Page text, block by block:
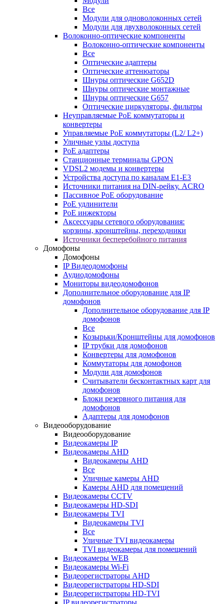
Все
Модули для одноволоконных сетей
Модули для двухволоконных сетей
Волоконно-оптические компоненты
Волоконно-оптические компоненты
Все
Оптические адаптеры
Оптические аттенюаторы
Шнуры оптические G652D
Шнуры оптические монтажные
Шнуры оптические G657
Оптические циркуляторы, фильтры
Неуправляемые PoE коммутаторы и
конвертеры
Управляемые PoE коммутаторы (L2/ L2+)
Уличные узлы доступа
PoE адаптеры
Станционные терминалы GPON
VDSL2 модемы и конвертеры
Устройства доступа по каналам E1-E3
Источники питания на DIN-рейку. ACRO
Пассивное PoE оборудование
PoE удлинители
PoE инжекторы
Аксессуары сетевого оборудования:
корзины, кронштейны, переходники
Источники бесперебойного питания
Домофоны
Домофоны
IP Видеодомофоны
Аудиодомофоны
Мониторы видеодомофонов
Дополнительное оборудование для IP
домофонов
Дополнительное оборудование для IP
домофонов
Все
Козырьки/Кронштейны для домофонов
IP трубки для домофонов
Конвертеры для домофонов
Коммутаторы для домофонов
Модули для домофонов
Считыватели бесконтактных карт для
домофонов
Блоки резервного питания для
домофонов
Адаптеры для домофонов
Видеооборудование
Видеооборудование
Видеокамеры IP
Видеокамеры AHD
Видеокамеры AHD
Все
Уличные камеры AHD
Камеры AHD для помещений
Видеокамеры CCTV
Видеокамеры HD-SDI
Видеокамеры TVI
Видеокамеры TVI
Все
Уличные TVI видеокамеры
TVI видеокамеры для помещений
Видеокамеры WEB
Видеокамеры Wi-Fi
Видеорегистраторы AHD
Видеорегистраторы HD-SDI
Видеорегистраторы HD-TVI
IP видеорегистраторы